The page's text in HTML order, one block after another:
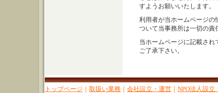
すようお願いいたします。
利用者が当ホームページの
ついて当事務所は一切の責
当ホームページに記載さ
ご了承下さい。
トップページ ｜ 取扱い業務 ｜ 会社設立・運営 ｜ NPO法人設立